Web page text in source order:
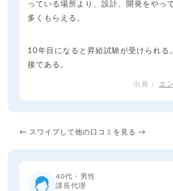
っている場所より、設計、開発をやっ
多くもらえる。
10年目になると昇給試験が受けられる
接である。
エ
← スワイプして他の口コミを見る →
40代・男性
課長代理